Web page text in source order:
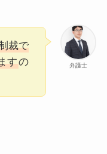
弁護士
裁で
すの